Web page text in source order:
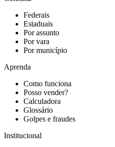
Federais
Estaduais
Por assunto
Por vara
Por município
Aprenda
Como funciona
Posso vender?
Calculadora
Glossário
Golpes e fraudes
Institucional